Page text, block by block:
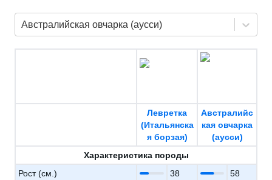
Австралийская овчарка (аусси)
Левретка
(Итальянска
я борзая)
Австралийс
кая овчарка
(аусси)
Характеристика породы
Рост (см.)
38
58